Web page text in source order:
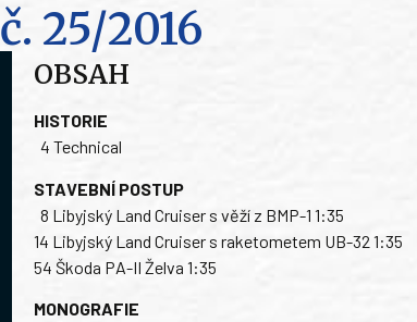
č. 25/2016
OBSAH
HISTORIE
4 Technical
STAVEBNÍ POSTUP
8 Libyjský Land Cruiser s věží z BMP-1 1:35
14 Libyjský Land Cruiser s raketometem UB-32 1:35
54 Škoda PA-II Želva 1:35
MONOGRAFIE